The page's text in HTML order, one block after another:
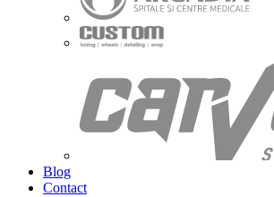
Blog
Contact